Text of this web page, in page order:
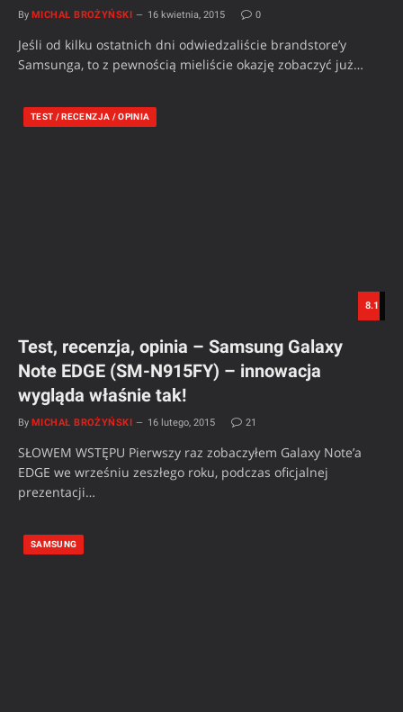
By MICHAŁ BROŻYŃSKI 16 kwietnia, 2015 0
Jeśli od kilku ostatnich dni odwiedzaliście brandstore’y
Samsunga, to z pewnością mieliście okazję zobaczyć już…
8.1
TEST / RECENZJA / OPINIA
Test, recenzja, opinia – Samsung Galaxy
Note EDGE (SM-N915FY) – innowacja
wygląda właśnie tak!
By MICHAŁ BROŻYŃSKI 16 lutego, 2015 21
SŁOWEM WSTĘPU Pierwszy raz zobaczyłem Galaxy Note’a
EDGE we wrześniu zeszłego roku, podczas oficjalnej
prezentacji…
SAMSUNG